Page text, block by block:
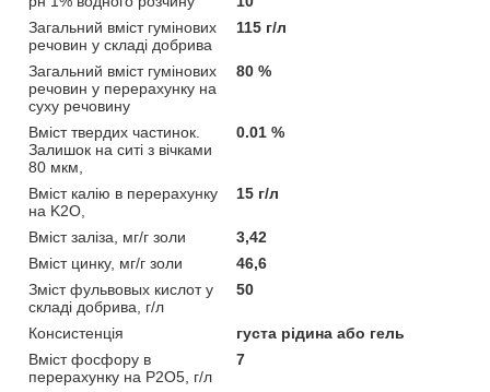
Загальний вміст гумінових
речовин у складі добрива
115 г/л
Загальний вміст гумінових
речовин у перерахунку на
суху речовину
80 %
Вміст твердих частинок.
Залишок на ситі з вічками
80 мкм,
0.01 %
Вміст калію в перерахунку
на K2O,
15 г/л
Вміст заліза, мг/г золи
3,42
Вміст цинку, мг/г золи
46,6
Зміст фульвовых кислот у
складі добрива, г/л
50
Консистенція
густа рідина або гель
Вміст фосфору в
перерахунку на P2O5, г/л
7